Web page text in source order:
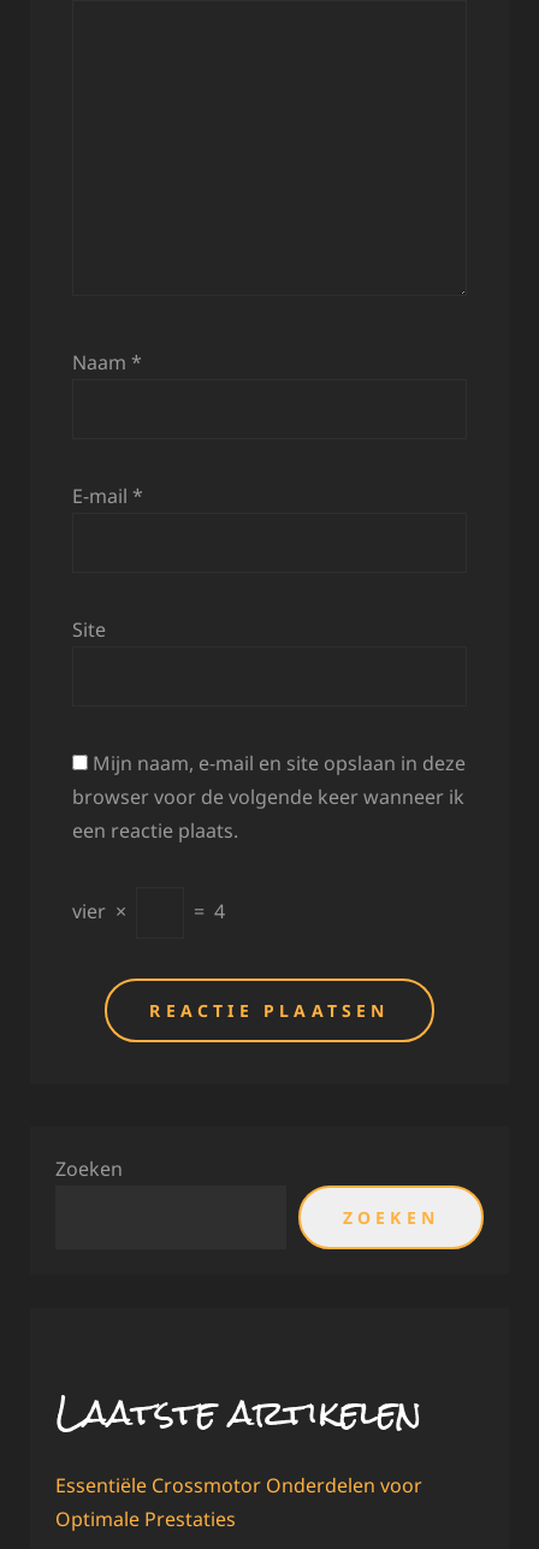
Naam *
E-mail *
Site
Mijn naam, e-mail en site opslaan in deze
browser voor de volgende keer wanneer ik
een reactie plaats.
vier × = 4
Zoeken
ZOEKEN
Laatste artikelen
Essentiële Crossmotor Onderdelen voor
Optimale Prestaties